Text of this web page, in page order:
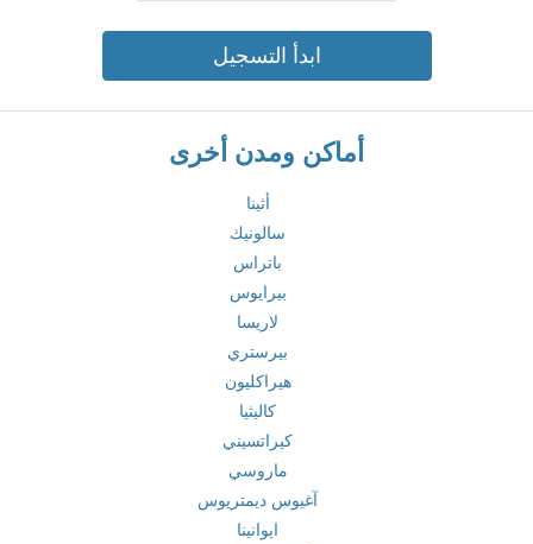
ابدأ التسجيل
أماكن ومدن أخرى
أثينا
سالونيك
باتراس
بيرايوس
لاريسا
بيرستري
هيراكليون
كاليثيا
كيراتسيني
ماروسي
آغيوس ديمتريوس
ايوانينا